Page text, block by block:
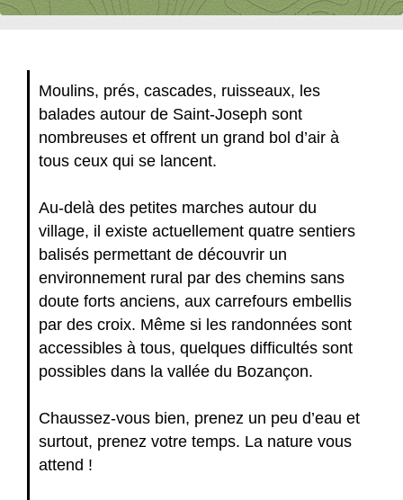
Moulins, prés, cascades, ruisseaux, les
balades autour de Saint-Joseph sont
nombreuses et offrent un grand bol d’air à
tous ceux qui se lancent.
Au-delà des petites marches autour du
village, il existe actuellement quatre sentiers
balisés permettant de découvrir un
environnement rural par des chemins sans
doute forts anciens, aux carrefours embellis
par des croix. Même si les randonnées sont
accessibles à tous, quelques difficultés sont
possibles dans la vallée du Bozançon.
Chaussez-vous bien, prenez un peu d’eau et
surtout, prenez votre temps. La nature vous
attend !